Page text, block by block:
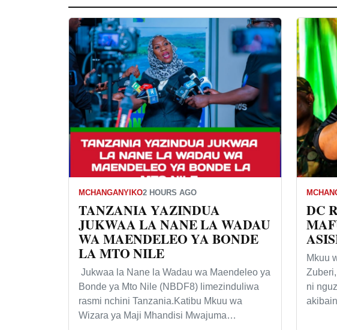
MCHANGANYIKO2 HOURS AGO
TANZANIA YAZINDUA
JUKWAA LA NANE LA WADAU
WA MAENDELEO YA BONDE
LA MTO NILE
Jukwaa la Nane la Wadau wa Maendeleo ya
Bonde ya Mto Nile (NBDF8) limezinduliwa
rasmi nchini Tanzania.Katibu Mkuu wa
Wizara ya Maji Mhandisi Mwajuma…
DC
Mkuu
ni